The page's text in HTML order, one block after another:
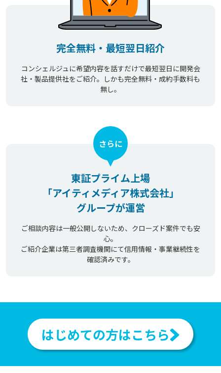
完全無料・最短翌日紹介
コンシェルジュに希望内容を話すだけで最短翌日に開発会
社・製品提供社をご紹介。しかも完全無料・成約手数料も
無し。
東証プライム上場
「アイティメディア株式会社」
グループが運営
さらに
ご相談内容は一般公開しないため、クローズド案件でも安
心。
ご紹介企業は第三者調査機関にて信用情報・事業継続性を
確認済みです。
はじめての方はこちら